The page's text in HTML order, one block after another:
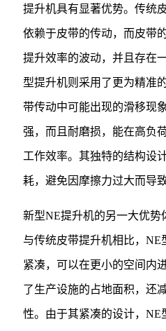
提升机具有显著优势。传统
依赖于皮带的传动，而皮带
提升效率的波动，并且存在
型提升机则采用了更为精准
带传动中可能出现的滑移现
强，而且耐磨损，能在高负
工作效率。其独特的结构设
耗，避免因摩擦力过大而导
新型NE提升机的另一大优势
与传统皮带提升机相比，NE
紧凑，可以在更小的空间内
了生产设施的占地面积，还
性。由于其紧凑的设计，NE